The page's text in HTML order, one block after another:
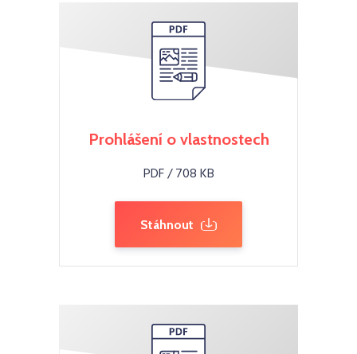
Prohlášení o vlastnostech
PDF / 708 KB
Stáhnout